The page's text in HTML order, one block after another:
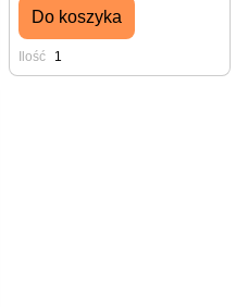
Do koszyka
Ilość 1